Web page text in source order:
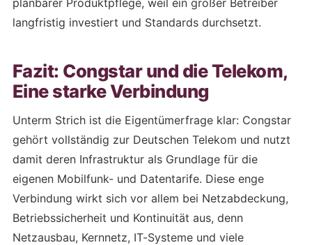
planbarer Produktpflege, weil ein großer Betreiber
langfristig investiert und Standards durchsetzt.
Fazit: Congstar und die Telekom,
Eine starke Verbindung
Unterm Strich ist die Eigentümerfrage klar: Congstar
gehört vollständig zur Deutschen Telekom und nutzt
damit deren Infrastruktur als Grundlage für die
eigenen Mobilfunk- und Datentarife. Diese enge
Verbindung wirkt sich vor allem bei Netzabdeckung,
Betriebssicherheit und Kontinuität aus, denn
Netzausbau, Kernnetz, IT-Systeme und viele